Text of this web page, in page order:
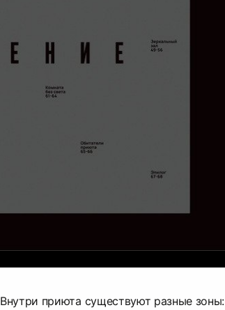
Внутри приюта существуют разные зоны: